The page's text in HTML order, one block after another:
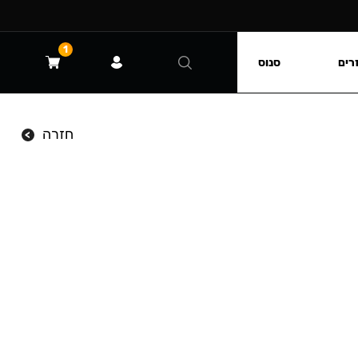
חזרה
סנוס
1